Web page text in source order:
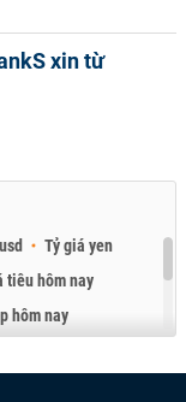
xin từ
Tỷ giá yen
tiêu hôm nay
hôm nay